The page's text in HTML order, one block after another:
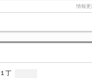
情報更
丁